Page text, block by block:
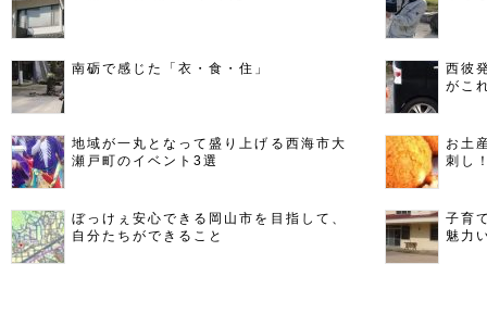
南砺で感じた「衣・食・住」
西彼
がこ
地域が一丸となって盛り上げる西海市大
瀬戸町のイベント3選
お土
刺し
ぼっけぇ安心できる岡山市を目指して、
自分たちができること
子育
魅力